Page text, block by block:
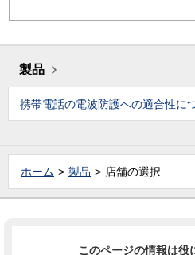
製品
携帯電話の電波防護への適合性に
ホーム 製品 店舗の選択
このページの情報は役